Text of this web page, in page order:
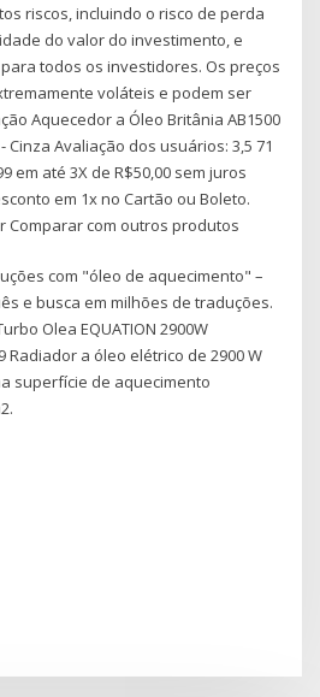
riscos, incluindo o risco de perda
do valor do investimento, e
todos os investidores. Os preços
voláteis e podem ser
Aquecedor a Óleo Britânia AB1500
Cinza Avaliação dos usuários: 3,5 71
em até 3X de R$50,00 sem juros
em 1x no Cartão ou Boleto.
Comparar com outros produtos
com "óleo de aquecimento" –
e busca em milhões de traduções.
Olea EQUATION 2900W
Radiador a óleo elétrico de 2900 W
superfície de aquecimento